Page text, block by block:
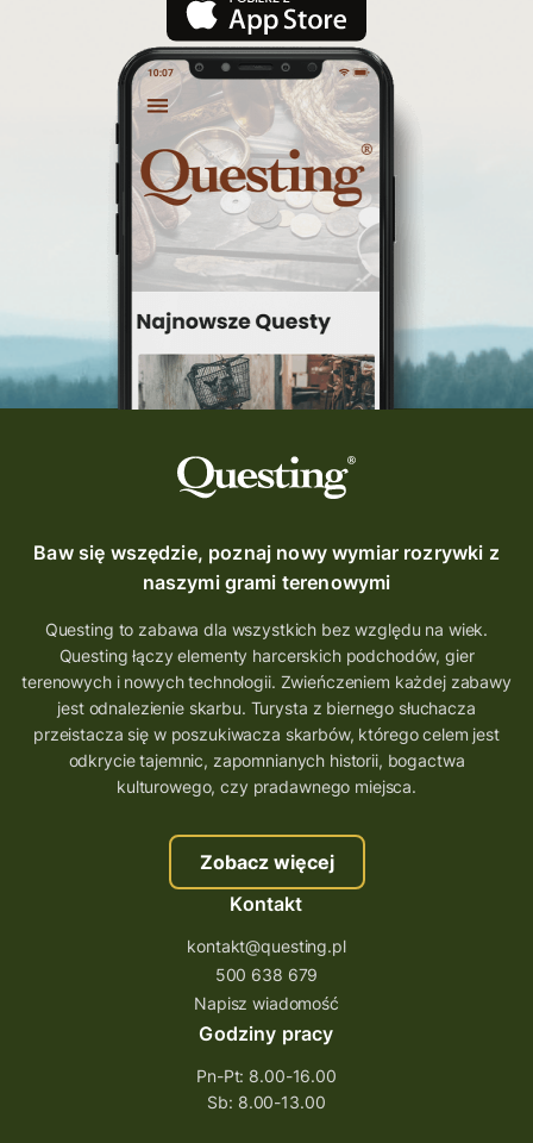
Baw się wszędzie, poznaj nowy wymiar rozrywki z
naszymi grami terenowymi
Questing to zabawa dla wszystkich bez względu na wiek.
Questing łączy elementy harcerskich podchodów, gier
terenowych i nowych technologii. Zwieńczeniem każdej zabawy
jest odnalezienie skarbu. Turysta z biernego słuchacza
przeistacza się w poszukiwacza skarbów, którego celem jest
odkrycie tajemnic, zapomnianych historii, bogactwa
kulturowego, czy pradawnego miejsca.
Zobacz więcej
Kontakt
kontakt@questing.pl
500 638 679
Napisz wiadomość
Godziny pracy
Pn-Pt: 8.00-16.00
Sb: 8.00-13.00